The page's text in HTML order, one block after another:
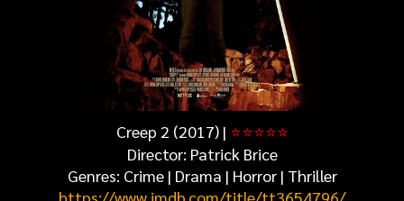
Creep 2 (2017) | ⭐⭐⭐⭐⭐
Director: Patrick Brice
Genres: Crime | Drama | Horror | Thriller